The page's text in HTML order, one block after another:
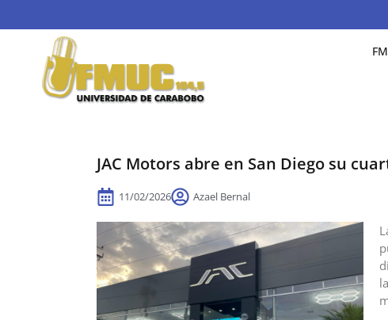
JAC Motors abre en San Diego su
11/02/2026 Azael Bernal